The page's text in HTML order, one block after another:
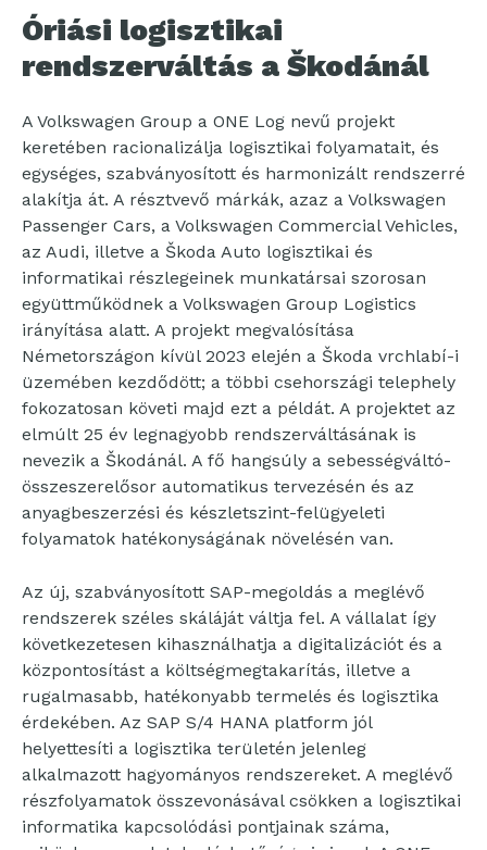
Óriási logisztikai
rendszerváltás a Škodánál
A Volkswagen Group a ONE Log nevű projekt
keretében racionalizálja logisztikai folyamatait, és
egységes, szabványosított és harmonizált rendszerré
alakítja át. A résztvevő márkák, azaz a Volkswagen
Passenger Cars, a Volkswagen Commercial Vehicles,
az Audi, illetve a Škoda Auto logisztikai és
informatikai részlegeinek munkatársai szorosan
együttműködnek a Volkswagen Group Logistics
irányítása alatt. A projekt megvalósítása
Németországon kívül 2023 elején a Škoda vrchlabí-i
üzemében kezdődött; a többi csehországi telephely
fokozatosan követi majd ezt a példát. A projektet az
elmúlt 25 év legnagyobb rendszerváltásának is
nevezik a Škodánál. A fő hangsúly a sebességváltó-
összeszerelősor automatikus tervezésén és az
anyagbeszerzési és készletszint-felügyeleti
folyamatok hatékonyságának növelésén van.
Az új, szabványosított SAP-megoldás a meglévő
rendszerek széles skáláját váltja fel. A vállalat így
következetesen kihasználhatja a digitalizációt és a
központosítást a költségmegtakarítás, illetve a
rugalmasabb, hatékonyabb termelés és logisztika
érdekében. Az SAP S/4 HANA platform jól
helyettesíti a logisztika területén jelenleg
alkalmazott hagyományos rendszereket. A meglévő
részfolyamatok összevonásával csökken a logisztikai
informatika kapcsolódási pontjainak száma,